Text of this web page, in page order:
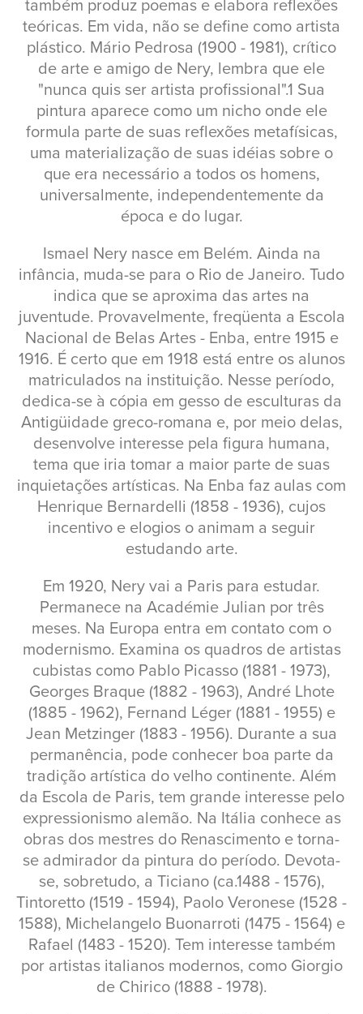
também produz poemas e elabora reflexões
teóricas. Em vida, não se define como artista
plástico. Mário Pedrosa (1900 - 1981), crítico
de arte e amigo de Nery, lembra que ele
"nunca quis ser artista profissional".1 Sua
pintura aparece como um nicho onde ele
formula parte de suas reflexões metafísicas,
uma materialização de suas idéias sobre o
que era necessário a todos os homens,
universalmente, independentemente da
época e do lugar.
Ismael Nery nasce em Belém. Ainda na
infância, muda-se para o Rio de Janeiro. Tudo
indica que se aproxima das artes na
juventude. Provavelmente, freqüenta a Escola
Nacional de Belas Artes - Enba, entre 1915 e
1916. É certo que em 1918 está entre os alunos
matriculados na instituição. Nesse período,
dedica-se à cópia em gesso de esculturas da
Antigüidade greco-romana e, por meio delas,
desenvolve interesse pela figura humana,
tema que iria tomar a maior parte de suas
inquietações artísticas. Na Enba faz aulas com
Henrique Bernardelli (1858 - 1936), cujos
incentivo e elogios o animam a seguir
estudando arte.
Em 1920, Nery vai a Paris para estudar.
Permanece na Académie Julian por três
meses. Na Europa entra em contato com o
modernismo. Examina os quadros de artistas
cubistas como Pablo Picasso (1881 - 1973),
Georges Braque (1882 - 1963), André Lhote
(1885 - 1962), Fernand Léger (1881 - 1955) e
Jean Metzinger (1883 - 1956). Durante a sua
permanência, pode conhecer boa parte da
tradição artística do velho continente. Além
da Escola de Paris, tem grande interesse pelo
expressionismo alemão. Na Itália conhece as
obras dos mestres do Renascimento e torna-
se admirador da pintura do período. Devota-
se, sobretudo, a Ticiano (ca.1488 - 1576),
Tintoretto (1519 - 1594), Paolo Veronese (1528 -
1588), Michelangelo Buonarroti (1475 - 1564) e
Rafael (1483 - 1520). Tem interesse também
por artistas italianos modernos, como Giorgio
de Chirico (1888 - 1978).